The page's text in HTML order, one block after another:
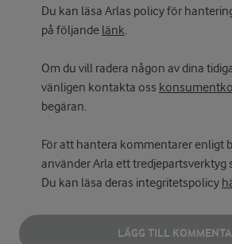
Du kan läsa Arlas policy för
på följande länk.
Om du vill radera någon av dina
vänligen kontakta oss
begäran.
För att hantera kommentarer enligt
använder Arla ett tredjepartsverktyg
Du kan läsa deras integritetspolicy
LÄGG TILL